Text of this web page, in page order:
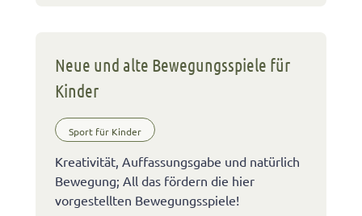
Neue und alte Bewegungsspiele für
Kinder
Sport für Kinder
Kreativität, Auffassungsgabe und natürlich
Bewegung; All das fördern die hier
vorgestellten Bewegungsspiele!